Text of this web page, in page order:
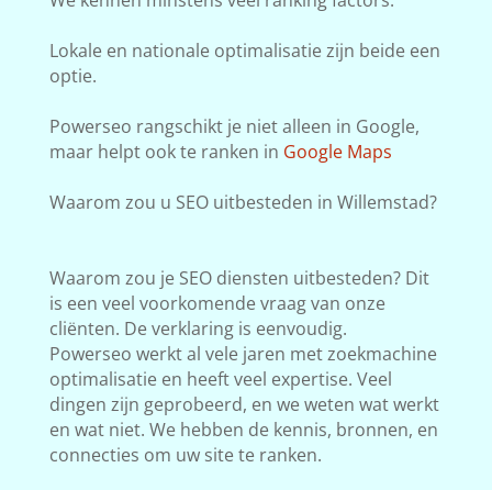
Lokale en nationale optimalisatie zijn beide een
optie.
Powerseo rangschikt je niet alleen in Google,
maar helpt ook te ranken in Google Maps
Waarom zou u SEO uitbesteden in Willemstad?
Waarom zou je SEO diensten uitbesteden? Dit
is een veel voorkomende vraag van onze
cliënten. De verklaring is eenvoudig.
Powerseo werkt al vele jaren met zoekmachine
optimalisatie en heeft veel expertise. Veel
dingen zijn geprobeerd, en we weten wat werkt
en wat niet. We hebben de kennis, bronnen, en
connecties om uw site te ranken.